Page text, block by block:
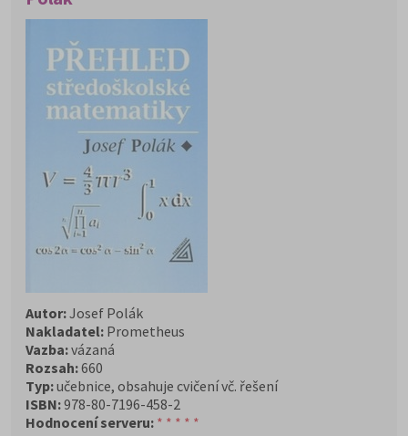
Autor:Josef Polák
Nakladatel: Prometheus
Vazba:vázaná
Rozsah:660
Typ:učebnice, obsahuje cvičení vč. řešení
ISBN:978-80-7196-458-2
Hodnocení serveru: * * * * *